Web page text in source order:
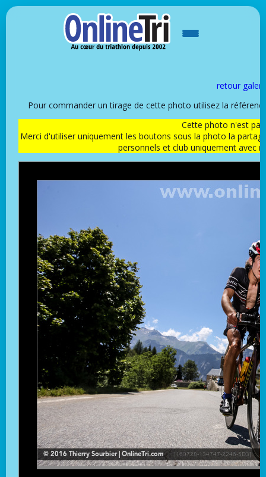
retour
Pour commander un tirage de cette photo utilisez la
Cette photo n'est
Merci d'utiliser uniquement les boutons sous la photo la
personnels et club uniquement avec